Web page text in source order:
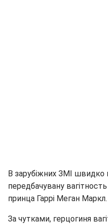
В зарубіжних ЗМІ швидко
передбачувану
принца Гаррі Меган Маркл.
За чутками, герцогиня